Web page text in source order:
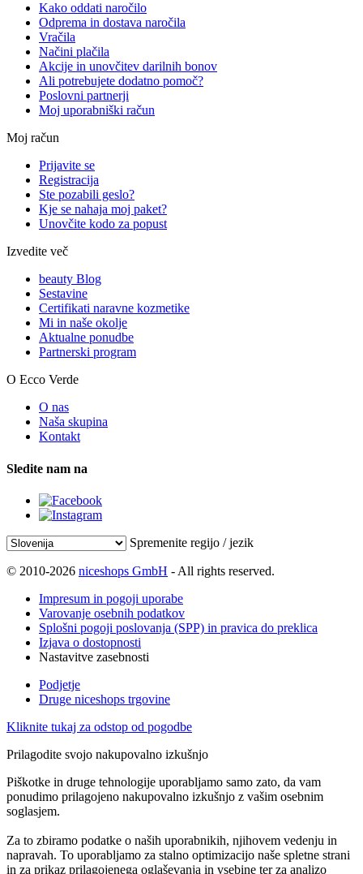
Kako oddati naročilo
Odprema in dostava naročila
Vračila
Načini plačila
Akcije in unovčitev darilnih bonov
Ali potrebujete dodatno pomoč?
Poslovni partnerji
Moj uporabniški račun
Moj račun
Prijavite se
Registracija
Ste pozabili geslo?
Kje se nahaja moj paket?
Unovčite kodo za popust
Izvedite več
beauty Blog
Sestavine
Certifikati naravne kozmetike
Mi in naše okolje
Aktualne ponudbe
Partnerski program
O Ecco Verde
O nas
Naša skupina
Kontakt
Sledite nam na
Spremenite regijo / jezik
© 2010-2026 niceshops GmbH - All rights reserved.
Impresum in pogoji uporabe
Varovanje osebnih podatkov
Splošni pogoji poslovanja (SPP) in pravica do preklica
Izjava o dostopnosti
Nastavitve zasebnosti
Podjetje
Druge niceshops trgovine
Kliknite tukaj za odstop od pogodbe
Prilagodite svojo nakupovalno izkušnjo
Piškotke in druge tehnologije uporabljamo samo zato, da vam
ponudimo prilagojeno nakupovalno izkušnjo z vašim osebnim
soglasjem.
Za to zbiramo podatke o naših uporabnikih, njihovem vedenju in
napravah. To uporabljamo za stalno optimizacijo naše spletne strani
in za prikaz prilagojenega oglaševanja in vsebine ter za analizo